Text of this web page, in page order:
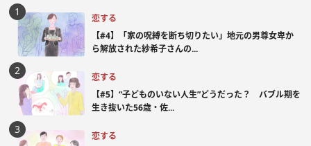
恋する
【#4】「家の呪縛を断ち切りたい」地元の男尊女卑か
ら解放された紗希子さんの...
恋する
【#5】“子どものいない人生”どうだった？ バブル期を
生き抜いた56歳・佐...
恋する